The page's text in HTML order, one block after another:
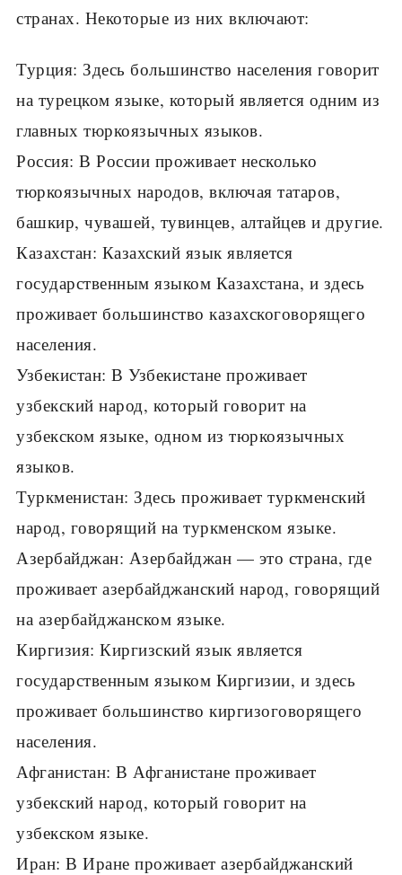
странах. Некоторые из них включают:
Турция: Здесь большинство населения говорит
на турецком языке, который является одним из
главных тюркоязычных языков.
Россия: В России проживает несколько
тюркоязычных народов, включая татаров,
башкир, чувашей, тувинцев, алтайцев и другие.
Казахстан: Казахский язык является
государственным языком Казахстана, и здесь
проживает большинство казахскоговорящего
населения.
Узбекистан: В Узбекистане проживает
узбекский народ, который говорит на
узбекском языке, одном из тюркоязычных
языков.
Туркменистан: Здесь проживает туркменский
народ, говорящий на туркменском языке.
Азербайджан: Азербайджан — это страна, где
проживает азербайджанский народ, говорящий
на азербайджанском языке.
Киргизия: Киргизский язык является
государственным языком Киргизии, и здесь
проживает большинство киргизоговорящего
населения.
Афганистан: В Афганистане проживает
узбекский народ, который говорит на
узбекском языке.
Иран: В Иране проживает азербайджанский